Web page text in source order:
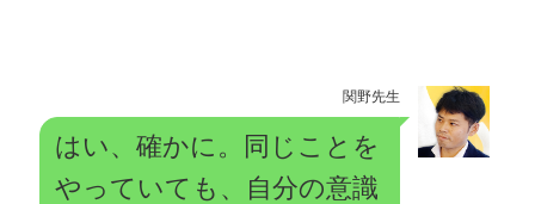
関野先生
はい、確かに。同じことを
やっていても、自分の意識